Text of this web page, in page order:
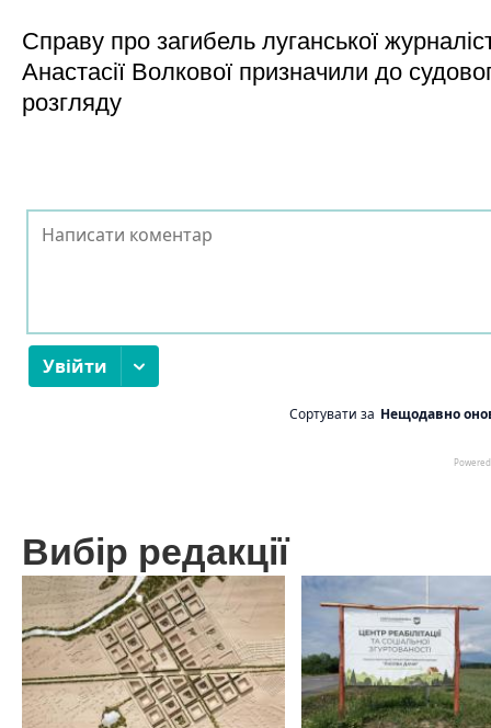
Справу про загибель луганської
Анастасії Волкової призначили до
розгляду
Вибір редакції